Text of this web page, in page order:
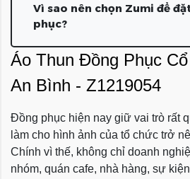
Vì sao nên chọn Zumi để
phục?
Áo Thun Đồng Phục
An Bình - Z1219054
Đồng phục hiện nay giữ vai trò rất
làm cho hình ảnh của tổ chức trở
Chính vì thế, không chỉ doanh
nhóm, quán cafe, nhà hàng, sự